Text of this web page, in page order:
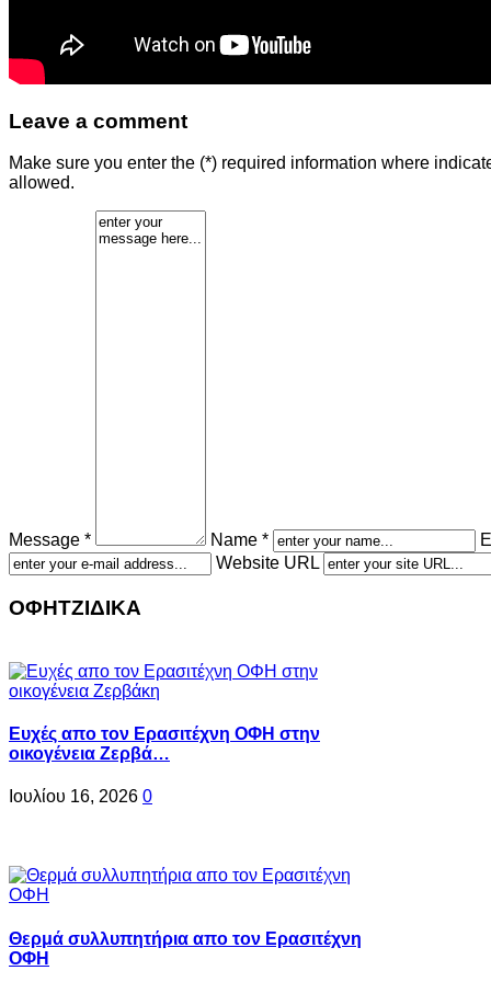
Leave a comment
Make sure you enter the (*) required information where
allowed.
Message * Name *
Website URL
ΟΦΗΤΖΙΔΙΚΑ
Ευχές απο τον Ερασιτέχνη ΟΦΗ στην
οικογένεια Ζερβά…
Ιουλίου 16, 2026 0
Θερμά συλλυπητήρια απο τον Ερασιτέχνη
ΟΦΗ